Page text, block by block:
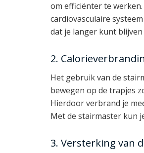
om efficiënter te
cardiovasculaire
dat je langer kunt
2.
Het gebruik van de
bewegen op de trapjes
Hierdoor verbrand je
Met de stairmaster kun
3. Versterking van